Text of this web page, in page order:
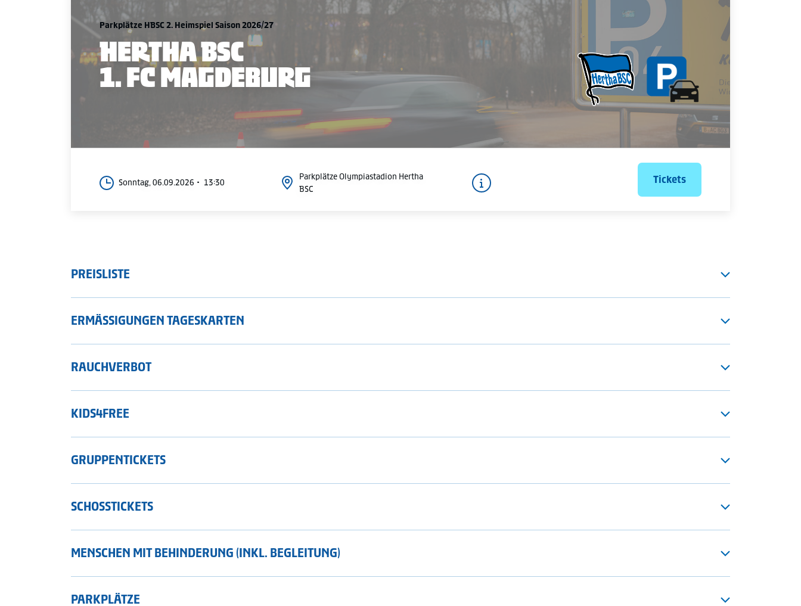
Parkplätze HBSC 2. Heimspiel Saison 2026/27
HERTHA BSC
1. FC MAGDEBURG
Sonntag, 06.09.2026 13:30
Parkplätze Olympiastadion Hertha
BSC
Tickets
PREISLISTE
ERMÄSSIGUNGEN TAGESKARTEN
RAUCHVERBOT
KIDS4FREE
GRUPPENTICKETS
SCHOSSTICKETS
MENSCHEN MIT BEHINDERUNG (INKL. BEGLEITUNG)
PARKPLÄTZE